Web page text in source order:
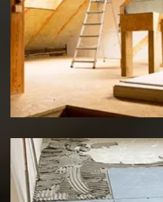
Travaux d'isolation